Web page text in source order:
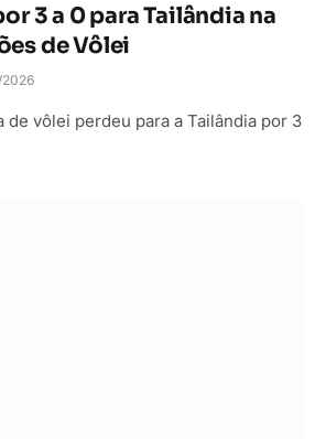
3 a 0 para Tailândia na
de Vôlei
de vôlei perdeu para a Tailândia por 3